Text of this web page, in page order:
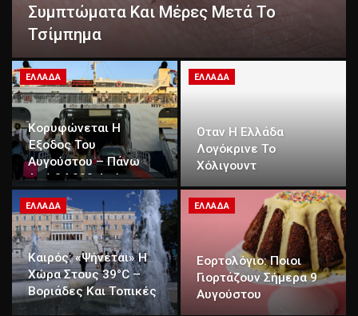
Συμπτώματα Και Μέρες Μετά Το
Τσίμπημα
ΕΛΛΆΔΑ
Κορυφώνεται Η
Έξοδος Του
Αυγούστου – Πάνω
Από 34.000 Φεύγουν
Με Πλοία Από Πειραιά
ΕΛΛΆΔΑ
Οταν Η Ελλάδα
Λογόκρινε Το
Χόλιγουντ
ΕΛΛΆΔΑ
Καιρός: «Ψήνεται» Η
Χώρα Στους 39°C –
Βοριάδες Και Τοπικές
Καταιγίδες, Πού Θα
ΕΛΛΆΔΑ
Εορτολόγιο: Ποιοι
Γιορτάζουν Σήμερα 9
Αυγούστου